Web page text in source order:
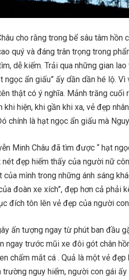
cho rằng trong bể sâu tâm
quý và đáng trân trọng trong
dễ kiếm. Trải qua những gian
ngọc ẩn giấu” ấy dần dần hé lộ.
thật có ý nghĩa. Mảnh trăng cuối
khi hiện, khi gần khi xa, vẻ đẹp
chính là hạt ngọc ẩn giấu mà
Minh Châu đã tìm được “ hạt
đẹp hiếm thấy của người nữ
mình trong những ánh sáng
đoàn xe xích”, đẹp hơn cả phải
đích tôn lên vẻ đẹp của người
ấn tượng ngay từ phút ban đầu
ngay trước mũi xe đôi gót chân
chấm mắt cá . Quả là một vẻ
trường nguy hiểm, người con gái